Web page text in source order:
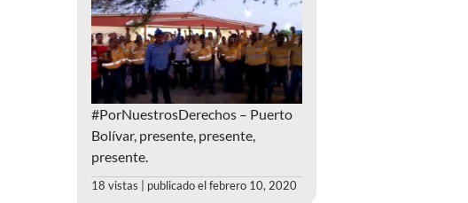
#PorNuestrosDerechos – Puerto
Bolívar, presente, presente,
presente.
18 vistas publicado el febrero 10, 2020